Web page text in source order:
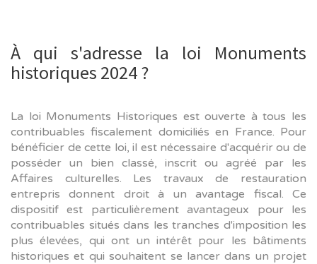
À qui s'adresse la loi Monuments
historiques 2024 ?
La loi Monuments Historiques est ouverte à tous les
contribuables fiscalement domiciliés en France. Pour
bénéficier de cette loi, il est nécessaire d'acquérir ou de
posséder un bien classé, inscrit ou agréé par les
Affaires culturelles. Les travaux de restauration
entrepris donnent droit à un avantage fiscal. Ce
dispositif est particulièrement avantageux pour les
contribuables situés dans les tranches d'imposition les
plus élevées, qui ont un intérêt pour les bâtiments
historiques et qui souhaitent se lancer dans un projet